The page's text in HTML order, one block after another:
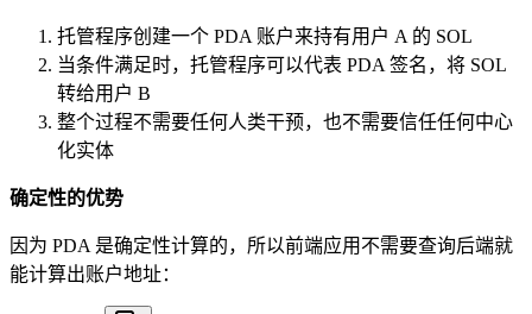
托管程序创建一个 PDA 账户来持有用户 A 的 SOL
当条件满足时，托管程序可以代表 PDA 签名，将 SOL
转给用户 B
整个过程不需要任何人类干预，也不需要信任任何中心
化实体
确定性的优势
因为 PDA 是确定性计算的，所以前端应用不需要查询后端就
能计算出账户地址：